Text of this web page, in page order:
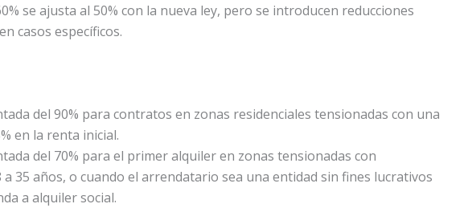
se ajusta al 50% con la nueva ley, pero se introducen reducciones
casos específicos.
del 90% para contratos en zonas residenciales tensionadas con una
en la renta inicial.
del 70% para el primer alquiler en zonas tensionadas con
35 años, o cuando el arrendatario sea una entidad sin fines lucrativos
a alquiler social.